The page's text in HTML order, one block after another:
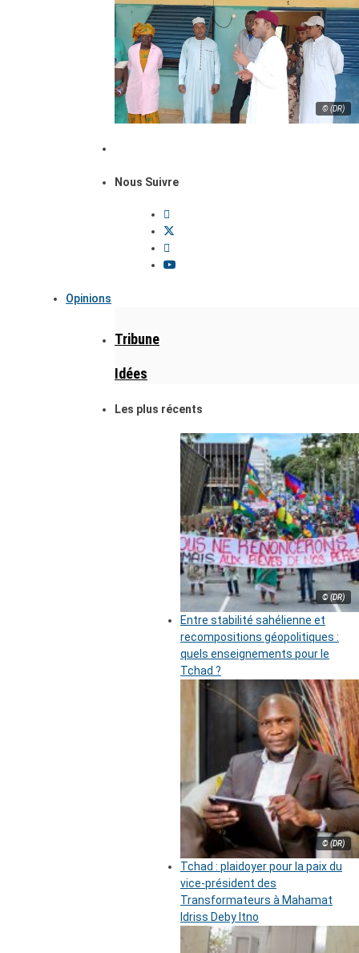
© (DR)
Nous Suivre
Opinions
Tribune
Idées
Les plus récents
© (DR)
Entre stabilité sahélienne et
recompositions géopolitiques :
quels enseignements pour le
Tchad ?
© (DR)
Tchad : plaidoyer pour la paix du
vice-président des
Transformateurs à Mahamat
Idriss Deby Itno